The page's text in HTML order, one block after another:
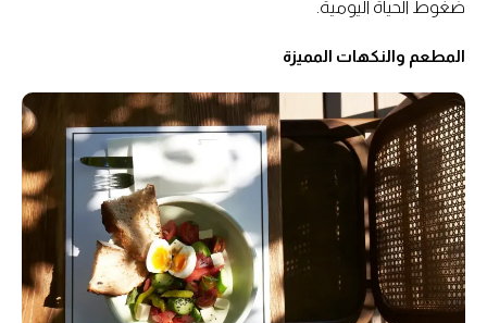
ضغوط الحياة اليومية.
المطعم والنكهات المميزة